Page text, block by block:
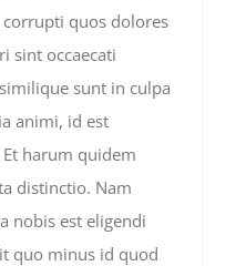
quos dolores
sint occaecati
sunt in culpa
animi, id est
harum quidem
distinctio. Nam
nobis est eligendi
quo minus id quod